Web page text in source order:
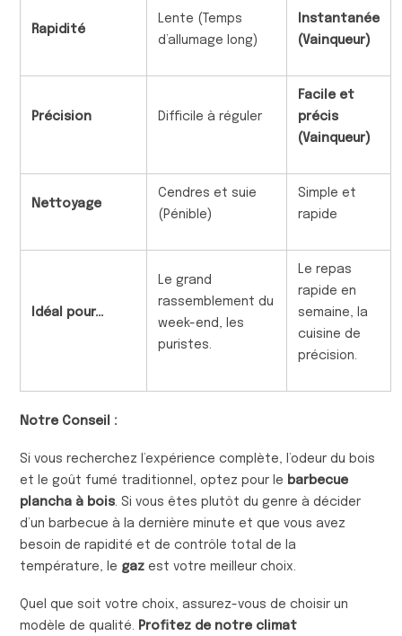
Rapidité
Lente (Temps
d’allumage long)
Instantanée
(Vainqueur)
Précision Difficile à réguler
Facile et
précis
(Vainqueur)
Nettoyage
Cendres et suie
(Pénible)
Simple et
rapide
Idéal pour…
Le grand
rassemblement du
week-end, les
puristes.
Le repas
rapide en
semaine, la
cuisine de
précision.
Notre Conseil :
Si vous recherchez l’expérience complète, l’odeur du bois
et le goût fumé traditionnel, optez pour le barbecue
plancha à bois . Si vous êtes plutôt du genre à décider
d’un barbecue à la dernière minute et que vous avez
besoin de rapidité et de contrôle total de la
température, le gaz est votre meilleur choix.
Quel que soit votre choix, assurez-vous de choisir un
modèle de qualité.
Profitez de notre climat